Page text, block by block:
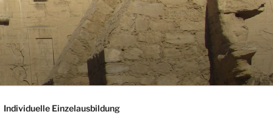
Individuelle Einzelausbildung